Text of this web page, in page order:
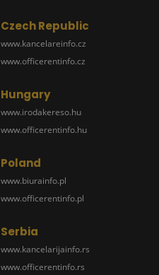
Czech Republic
www.kancelareinfo.cz
www.officerentinfo.cz
Hungary
www.irodakereso.hu
www.officerentinfo.hu
Poland
www.biurainfo.pl
www.officerentinfo.pl
Serbia
www.kancelarijainfo.rs
www.officerentinfo.rs